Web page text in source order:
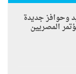
وحوافز جديدة
المصريين